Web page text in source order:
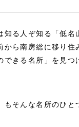
る人ぞ知る「低
ら南房総に移り
きる名所」を見
そんな名所のひ